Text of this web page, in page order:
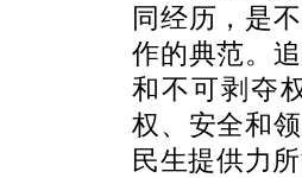
同经历，是
作的典范。
和不可剥夺
权、安全和
民生提供力